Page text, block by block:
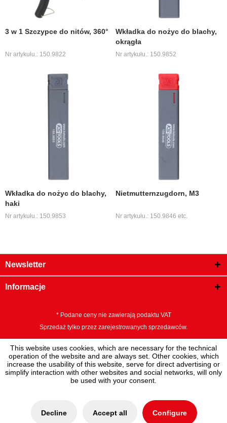
3 w 1 Szczypce do nitów, 360°
Nr artykułu.: 150.9822
Wkładka do nożyc do blachy,
okrągła
Nr artykułu.: 150.9852
Wkładka do nożyc do blachy,
haki
Nr artykułu.: 150.9853
Nietmutternzugdorn, M3
Nr artykułu.: 150.9846 etc.
Newsletter
Informacje
* Podane ceny nie zawierają podaktu VAT
Sprzedaż tylko przez zarejestrowanych sprzedawców.
This website uses cookies, which are necessary for the technical
operation of the website and are always set. Other cookies, which
increase the usability of this website, serve for direct advertising or
simplify interaction with other websites and social networks, will only
be used with your consent.
Decline Accept all Configure